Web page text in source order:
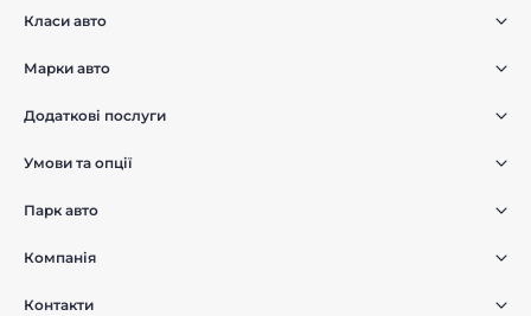
Класи авто
Марки авто
Додаткові послуги
Умови та опції
Парк авто
Компанія
Контакти